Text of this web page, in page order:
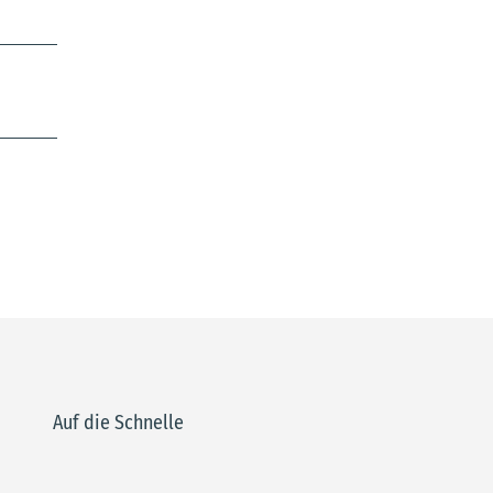
Auf die Schnelle